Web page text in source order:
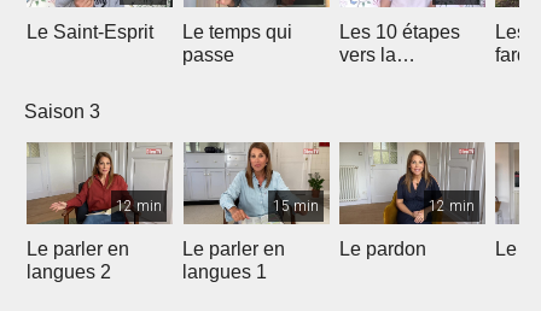
Le Saint-Esprit
Le temps qui
passe
Les 10 étapes
vers la
Les
Saison 3
12 min
Le parler en
langues 2
15 min
Le parler en
langues 1
12 min
Le pardon Le